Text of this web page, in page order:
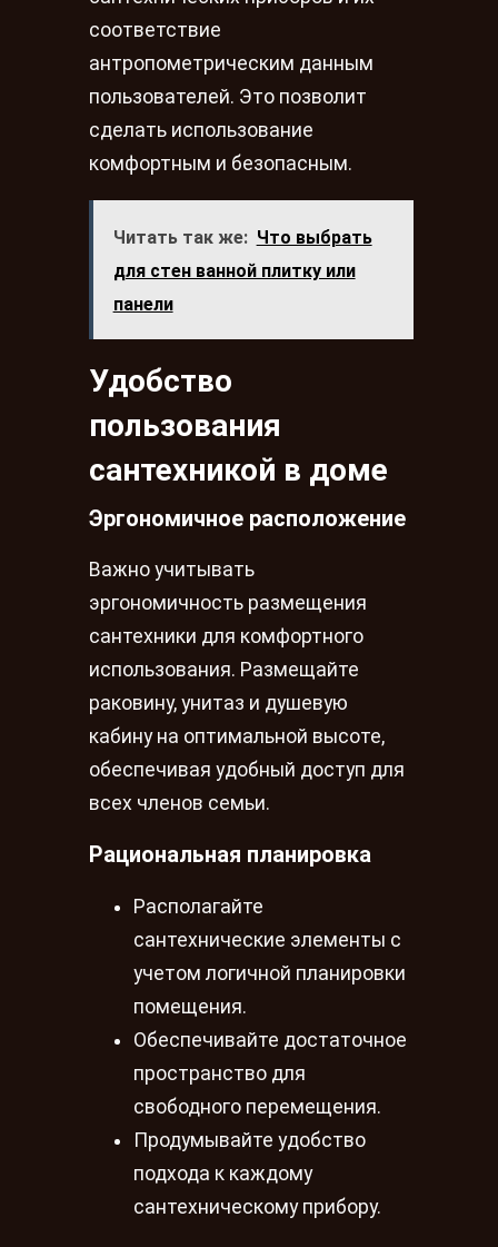
соответствие
антропометрическим данным
пользователей. Это позволит
сделать использование
комфортным и безопасным.
Читать так же: Что выбрать
для стен ванной плитку или
панели
Удобство
пользования
сантехникой в доме
Эргономичное расположение
Важно учитывать
эргономичность размещения
сантехники для комфортного
использования. Размещайте
раковину, унитаз и душевую
кабину на оптимальной высоте,
обеспечивая удобный доступ для
всех членов семьи.
Рациональная планировка
Располагайте
сантехнические элементы с
учетом логичной планировки
помещения.
Обеспечивайте достаточное
пространство для
свободного перемещения.
Продумывайте удобство
подхода к каждому
сантехническому прибору.